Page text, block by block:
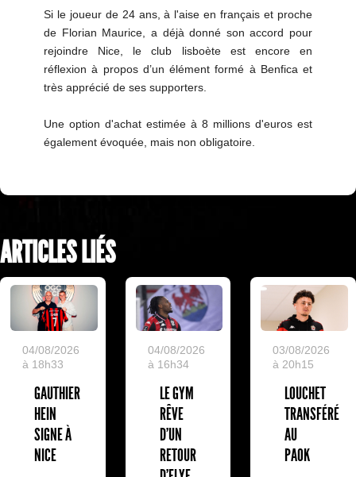
Si le joueur de 24 ans, à l'aise en français et proche
de Florian Maurice, a déjà donné son accord pour
rejoindre Nice, le club lisboète est encore en
réflexion à propos d’un élément formé à Benfica et
très apprécié de ses supporters.
Une option d'achat estimée à 8 millions d'euros est
également évoquée, mais non obligatoire.
ARTICLES LIÉS
04/08/2026
à 18h33
GAUTHIER
HEIN
SIGNE À
NICE
04/08/2026
à 16h34
LE GYM
RÊVE
D’UN
RETOUR
03/08/2026
à 20h15
LOUCHET
TRANSFÉRÉ
AU
PAOK